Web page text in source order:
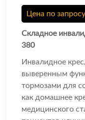
Цена по запросу
Складное
380
Инвалидное
выверенным
тормозами для
как домашнее
медицинского